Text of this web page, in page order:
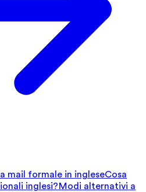
mail formale in ingleseCosa
inglesi?Modi alternativi a